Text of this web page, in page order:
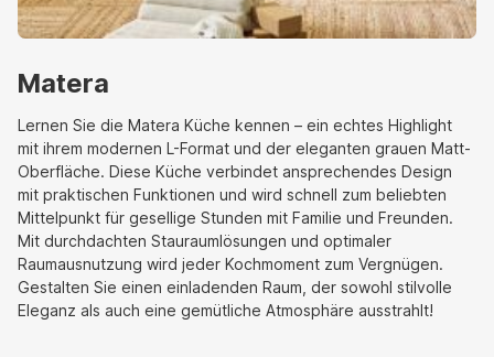
Matera
Lernen Sie die Matera Küche kennen – ein echtes Highlight
mit ihrem modernen L-Format und der eleganten grauen Matt-
Oberfläche. Diese Küche verbindet ansprechendes Design
mit praktischen Funktionen und wird schnell zum beliebten
Mittelpunkt für gesellige Stunden mit Familie und Freunden.
Mit durchdachten Stauraumlösungen und optimaler
Raumausnutzung wird jeder Kochmoment zum Vergnügen.
Gestalten Sie einen einladenden Raum, der sowohl stilvolle
Eleganz als auch eine gemütliche Atmosphäre ausstrahlt!